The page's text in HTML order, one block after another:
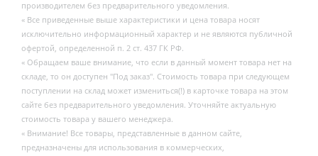
производителем без предварительного уведомления.
« Все приведенные выше характеристики и цена товара носят
исключительно информационный характер и не являются публичной
офертой, определенной п. 2 ст. 437 ГК РФ.
« Обращаем ваше внимание, что если в данный момент товара нет на
складе, то он доступен "Под заказ". Стоимость товара при следующем
поступлении на склад может измениться(!) в карточке товара на этом
сайте без предварительного уведомления. Уточняйте актуальную
стоимость товара у вашего менеджера.
« Внимание! Все товары, представленные в данном сайте,
предназначены для использования в коммерческих,